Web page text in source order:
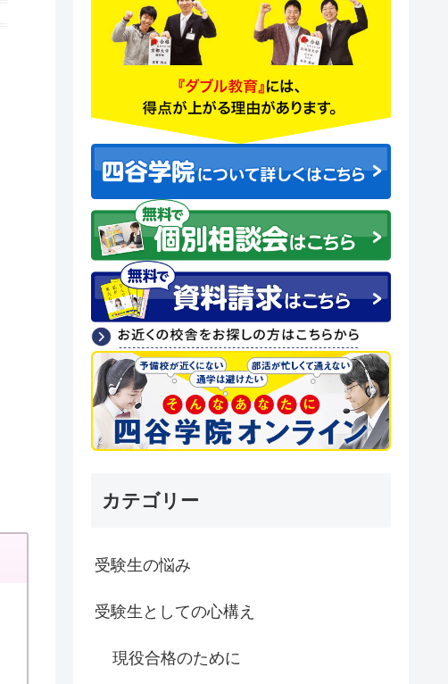
カテゴリー
受験生の悩み
受験生としての心構え
現役合格のために